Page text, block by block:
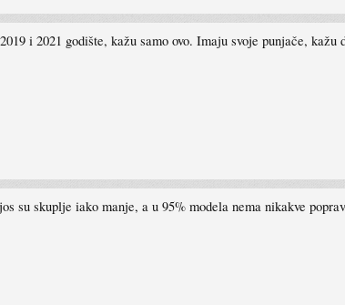
i 2021 godište, kažu samo ovo. Imaju svoje punjače,
skuplje iako manje, a u 95% modela nema nikakve